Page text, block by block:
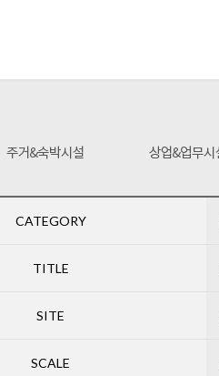
CATEGORY
TITLE
SITE
SCALE